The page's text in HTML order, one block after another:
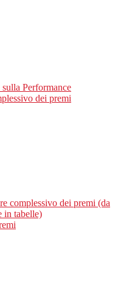
Performance
dei premi
complessivo dei premi (da
in tabelle)